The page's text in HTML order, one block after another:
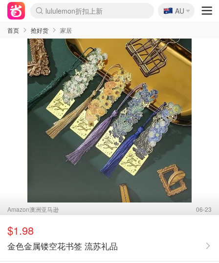
lululemon折扣上新
Sasa美妆护肤3.5折
SSENSE年中3折
FreshBeauty好价汇总
Cettire降价+叠9折
Farfetch折上8折
WWS Coles超市实拍
viagogo二手票捡漏
Myer清仓1折起
The Outnet奢牌1折起
David Jones 3折起
Flannels大牌1折
Perfumes Club护肤1折
AMIRO返校季6.2折
Oweek抽奖送Airpods
Amazon折扣汇总
eToro入金$200送$50
Amazon数码好物
ICONIC本周7.5折
ThedoubleF高奢地板价
Moose Knuckles 6折
丝芙兰5折起
EUFY官网3.7折起
Selenichast首饰2折
Trip机票酒店促销
YSL送5件彩妆礼
Amazon家居好物
BIGBANG巡演开票
David Jones时尚3折
Amazon美妆护肤
雅漾大喷$8
过敏原检测盒$33
伊索独家赠50ml沐浴露
科颜氏清仓3折
SEALIFE海洋馆门票6折
丝塔芙大白罐$16
订阅Newsletter送香薰
Cult Beauty 6.8折
Harrods圣诞日历2.3折
LN-CC奢牌私促3折
d'Alba空姐喷雾$16
EVE LOM套装逆天2折
Bernardelli独家4折
Adore Beauty 6折起
CT圣诞日历
Mytheresa奢品2.7折
Luxury Escapes 9折
Currentbody美容仪9折
MOON Garden Live
ALLSAINTS美衣3折
Roborock扫地机3.7折
Tingo Life水杯$24
Valentino官网5折
CR洗发护发6.3折
修丽可套装7.4折
🇦🇺
AU
首页 抢好货 家居
Amazon澳洲亚马逊 06-23
$1.98
金色金属镂空花书签 流苏礼品